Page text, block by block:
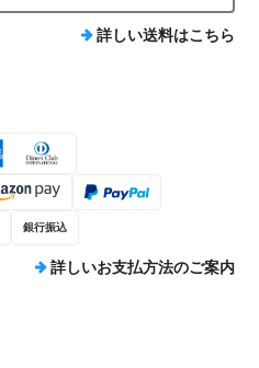
詳しい送料はこちら
銀行振込
詳しいお支払方法のご案内